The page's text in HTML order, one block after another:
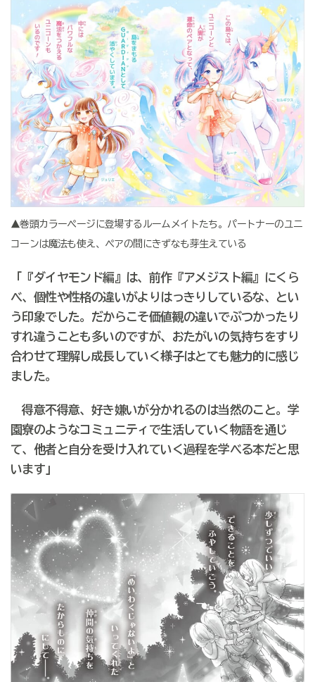
▲巻頭カラーページに登場するルームメイトたち。パートナーのユニ
コーンは魔法も使え、ペアの間にきずなも芽生えている
「『ダイヤモンド編』は、前作『アメジスト編』にくら
べ、個性や性格の違いがよりはっきりしているな、とい
う印象でした。だからこそ価値観の違いでぶつかったり
すれ違うことも多いのですが、おたがいの気持ちをすり
合わせて理解し成長していく様子はとても魅力的に感じ
ました。
得意不得意、好き嫌いが分かれるのは当然のこと。学
園寮のようなコミュニティで生活していく物語を通じ
て、他者と自分を受け入れていく過程を学べる本だと思
います」